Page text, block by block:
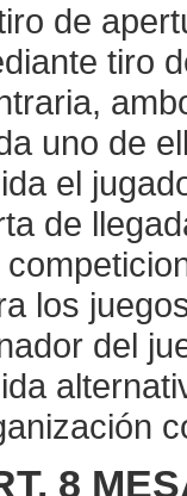
de
tiro
uno de
el
de
los
del
8